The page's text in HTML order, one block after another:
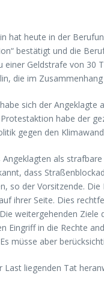
hat heute in der
bestätigt und die
Geldstrafe von 30
die im
sich der
habe der
gegen den
als
dass
so der Vorsitzende.
ihrer Seite. Dies
weitergehenden
Eingriff in die Rechte
müsse aber
liegenden Tat